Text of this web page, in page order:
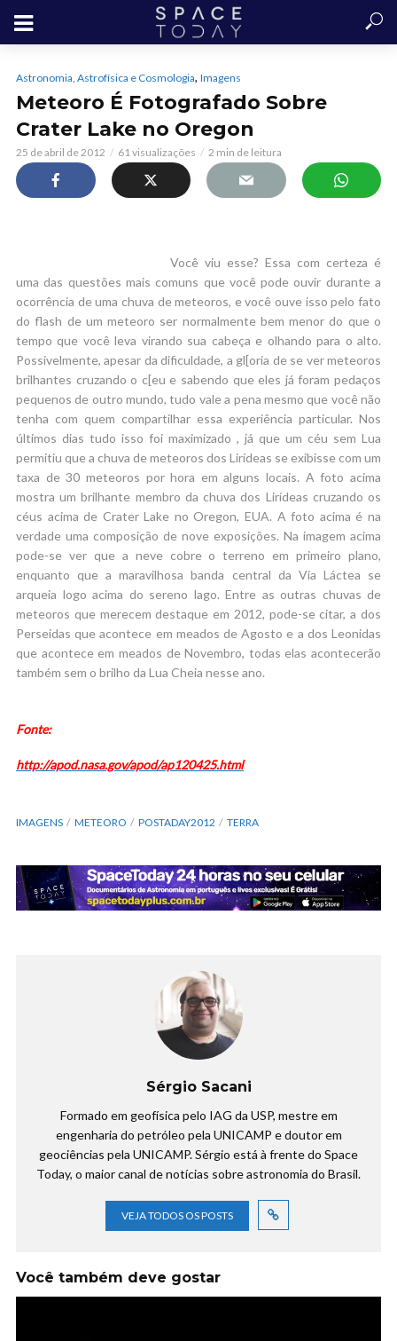
Astronomia, Astrofísica e Cosmologia, Imagens
Meteoro É Fotografado Sobre
Crater Lake no Oregon
25 de abril de 2012 61 visualizações 2 min de leitura
Você viu esse? Essa com certeza é
uma das questões mais comuns que você pode ouvir durante a
ocorrência de uma chuva de meteoros, e você ouve isso pelo fato
do flash de um meteoro ser normalmente bem menor do que o
tempo que você leva virando sua cabeça e olhando para o alto.
Possivelmente, apesar da dificuldade, a gl[oria de se ver meteoros
brilhantes cruzando o c[eu e sabendo que eles já foram pedaços
pequenos de outro mundo, tudo vale a pena mesmo que você não
tenha com quem compartilhar essa experiência particular. Nos
últimos dias tudo isso foi maximizado , já que um céu sem Lua
permitiu que a chuva de meteoros dos Lirídeas se exibisse com um
taxa de 30 meteoros por hora em alguns locais. A foto acima
mostra um brilhante membro da chuva dos Lirídeas cruzando os
céus acima de Crater Lake no Oregon, EUA. A foto acima é na
verdade uma composição de nove exposições. Na imagem acima
pode-se ver que a neve cobre o terreno em primeiro plano,
enquanto que a maravilhosa banda central da Via Láctea se
arqueia logo acima do sereno lago. Entre as outras chuvas de
meteoros que merecem destaque em 2012, pode-se citar, a dos
Perseidas que acontece em meados de Agosto e a dos Leonidas
que acontece em meados de Novembro, todas elas acontecerão
também sem o brilho da Lua Cheia nesse ano.
Fonte:
http://apod.nasa.gov/apod/ap120425.html
IMAGENS METEORO POSTADAY2012 TERRA
Sérgio Sacani
Formado em geofísica pelo IAG da USP, mestre em
engenharia do petróleo pela UNICAMP e doutor em
geociências pela UNICAMP. Sérgio está à frente do Space
Today, o maior canal de notícias sobre astronomia do Brasil.
VEJA TODOS OS POSTS
Você também deve gostar